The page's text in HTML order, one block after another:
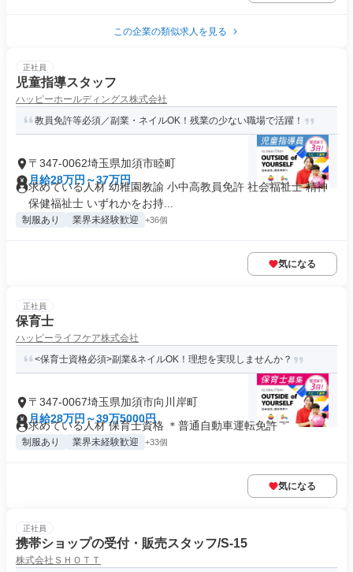
この企業の類似求人を見る
正社員
児童指導スタッフ
ハッピーホールディングス株式会社
教員免許等必須／副業・ネイルOK！残業の少ない職場で活躍！
〒347-0062埼玉県加須市睦町
月給28万円～37万円
求めている人材 幼稚園教諭 小中高教員免許 社会福祉士 精神
保健福祉士 いずれかをお持...
制服あり 業界未経験歓迎 +36個
気になる
正社員
保育士
ハッピーライフケア株式会社
<保育士資格必須>副業&ネイルOK！理想を実現しませんか？
〒347-0067埼玉県加須市向川岸町
月給28万円～39万5000円
求めている人材 保育士資格 ＊普通自動車運転免許
制服あり 業界未経験歓迎 +33個
気になる
正社員
携帯ショップの受付・販売スタッフ/S-15
株式会社ＳＨＯＴＴ